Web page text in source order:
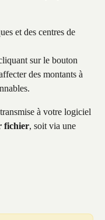
et des centres de
sur le bouton
des montants à
à votre logiciel
fichier, soit via une